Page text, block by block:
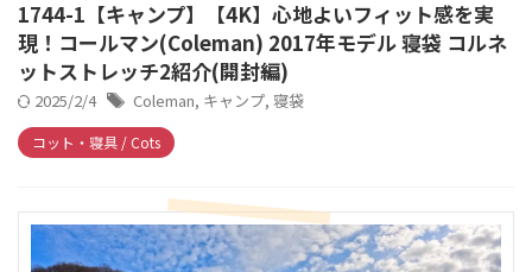
1744-1【キャンプ】【4K】心地よいフィット感を実
現！コールマン(Coleman) 2017年モデル 寝袋 コルネ
ットストレッチ2紹介(開封編)
2025/2/4 Coleman, キャンプ, 寝袋
コット・寝具 / Cots